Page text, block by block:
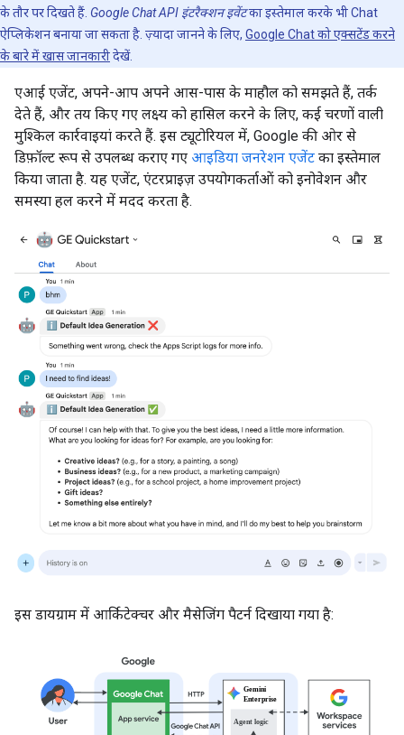
के तौर पर दिखते हैं. Google Chat API इंटरैक्शन इवेंटका इस्तेमाल करके भी Chat
ऐप्लिकेशन बनाया जा सकता है. ज़्यादा जानने के लिए, Google Chat को एक्सटेंड करने
के बारे में खास जानकारीदेखें.
एआई एजेंट, अपने-आप अपने आस-पास के माहौल को समझते हैं, तर्क
देते हैं, और तय किए गए लक्ष्य को हासिल करने के लिए, कई चरणों वाली
मुश्किल कार्रवाइयां करते हैं. इस ट्यूटोरियल में, Google की ओर से
डिफ़ॉल्ट रूप से उपलब्ध कराए गए आइडिया जनरेशन एजेंट का इस्तेमाल
किया जाता है. यह एजेंट, एंटरप्राइज़ उपयोगकर्ताओं को इनोवेशन और
समस्या हल करने में मदद करता है.
इस डायग्राम में आर्किटेक्चर और मैसेजिंग पैटर्न दिखाया गया है: